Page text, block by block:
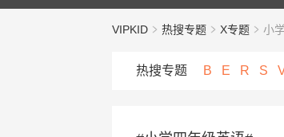
VIPKID 热搜专题 X专题 小
热搜专题 B E R S